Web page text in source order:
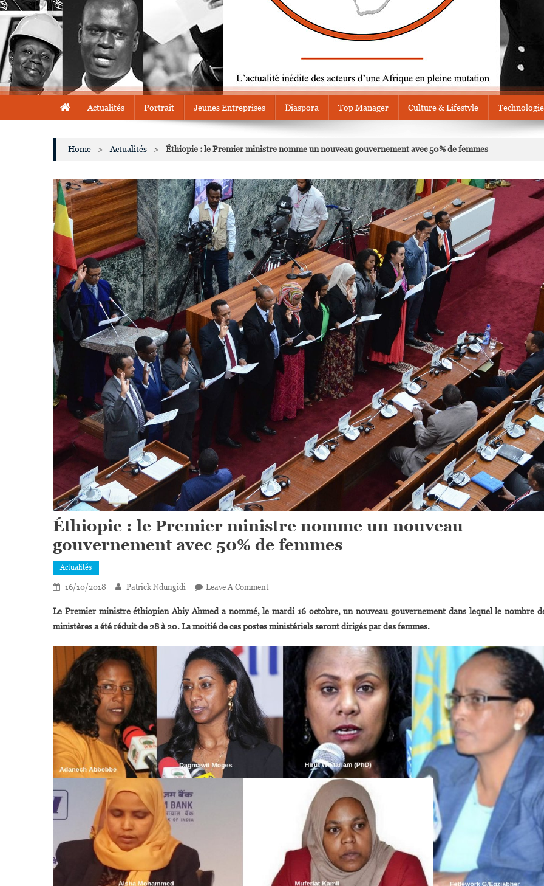
Actualités Portrait Jeunes Entreprises Diaspora Top Manager Culture & Lifestyle
Home > Actualités > Éthiopie : le Premier ministre nomme un nouveau gouvernement avec 50% de femmes
Éthiopie : le Premier ministre nomme un nouveau
gouvernement avec 50% de femmes
Actualités
16/10/2018 Patrick Ndungidi Leave A CommentOn
Le
Premier
Nouveau
Gouvernement
De
Femmes
Le Premier ministre éthiopien Abiy Ahmed a nommé, le mardi 16 octobre, un nouveau gouvernement dans lequel le nombre
ministères a été réduit de 28 à 20. La moitié de ces postes ministériels seront dirigés par des femmes.